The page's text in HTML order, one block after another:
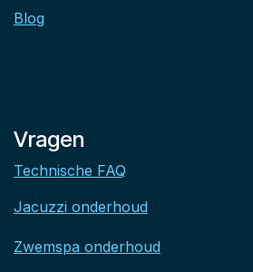
Blog
Vragen
Technische FAQ
Jacuzzi onderhoud
Zwemspa onderhoud